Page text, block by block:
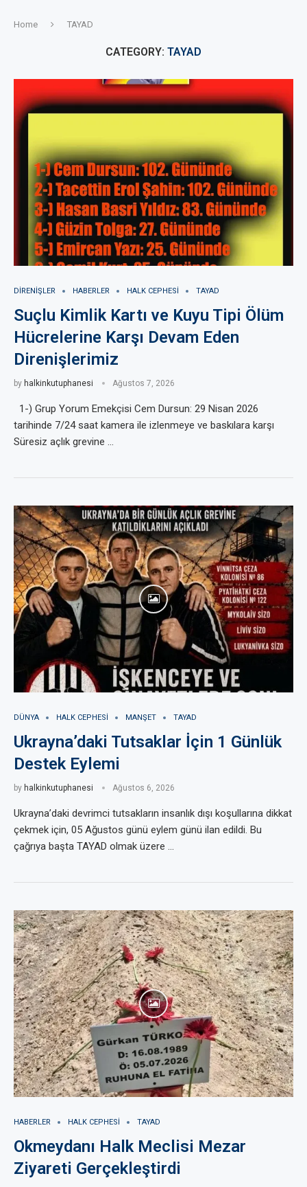
Home TAYAD
CATEGORY: TAYAD
DIRENIŞLER HABERLER HALK CEPHESI TAYAD
Suçlu Kimlik Kartı ve Kuyu Tipi Ölüm
Hücrelerine Karşı Devam Eden
Direnişlerimiz
by halkinkutuphanesi Ağustos 7, 2026
1-) Grup Yorum Emekçisi Cem Dursun: 29 Nisan 2026
tarihinde 7/24 saat kamera ile izlenmeye ve baskılara karşı
Süresiz açlık grevine …
DÜNYA HALK CEPHESI MANŞET TAYAD
Ukrayna’daki Tutsaklar İçin 1 Günlük
Destek Eylemi
by halkinkutuphanesi Ağustos 6, 2026
Ukrayna’daki devrimci tutsakların insanlık dışı koşullarına dikkat
çekmek için, 05 Ağustos günü eylem günü ilan edildi. Bu
çağrıya başta TAYAD olmak üzere …
HABERLER HALK CEPHESI TAYAD
Okmeydanı Halk Meclisi Mezar
Ziyareti Gerçekleştirdi